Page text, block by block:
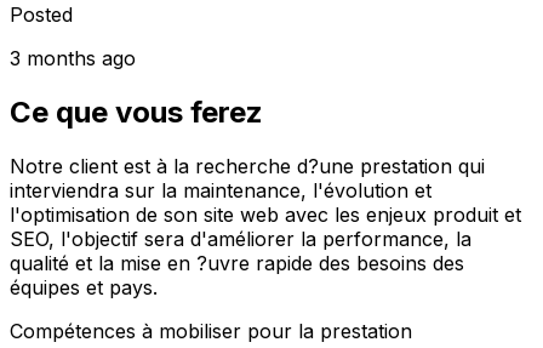
Posted
3 months ago
Ce que vous ferez
Notre client est à la recherche d?une prestation qui
interviendra sur la maintenance, l'évolution et
l'optimisation de son site web avec les enjeux produit et
SEO, l'objectif sera d'améliorer la performance, la
qualité et la mise en ?uvre rapide des besoins des
équipes et pays.
Compétences à mobiliser pour la prestation